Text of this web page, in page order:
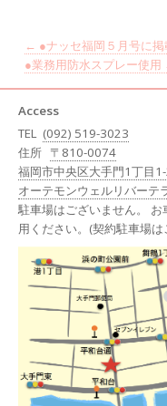
← ●ナッセ福岡５月号に掲
●業務用防水スプレー使用
Access
TEL (092) 519-3023
住所 〒810-0074
福岡市中央区大手門1丁目
オーテモンウェルリバーテ
駐車場はございません。
用ください。(契約駐車場